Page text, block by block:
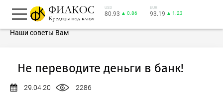
USD
80.93 ▲ 0.86
EUR
93.19 ▲ 1.23
Наши советы Вам
Не переводите деньги в банк!
29.04.20
2286